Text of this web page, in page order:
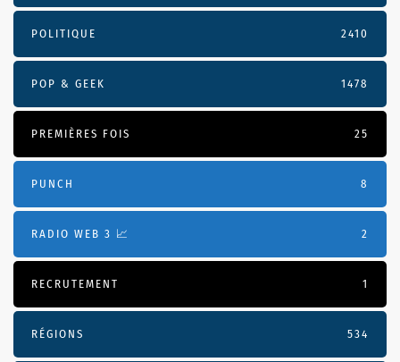
POLITIQUE 2410
POP & GEEK 1478
PREMIÈRES FOIS 25
PUNCH 8
RADIO WEB 3 📈 2
RECRUTEMENT 1
RÉGIONS 534